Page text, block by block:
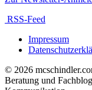
RSS-Feed
Impressum
© 2026
Beratung und